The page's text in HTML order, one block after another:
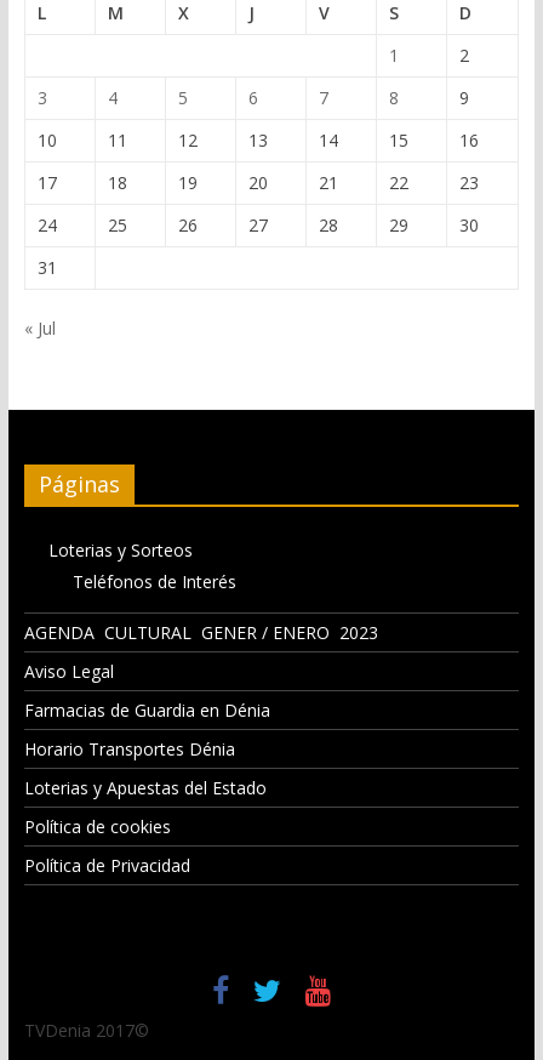
L
M X J V S
D
1
2
3
4 5 6 7 8
9
10
11 12 13 14 15
16
17
18 19 20 21 22
23
24
25 26 27 28 29
30
31
« Jul
Páginas
Loterias y Sorteos
Teléfonos de Interés
AGENDA CULTURAL GENER / ENERO 2023
Aviso Legal
Farmacias de Guardia en Dénia
Horario Transportes Dénia
Loterias y Apuestas del Estado
Política de cookies
Política de Privacidad
TVDenia 2017©